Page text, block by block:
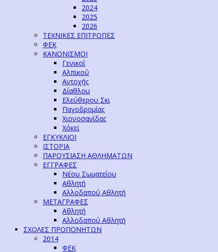
2024
2025
2026
ΤΕΧΝΙΚΕΣ ΕΠΙΤΡΟΠΕΣ
ΦΕΚ
ΚΑΝΟΝΙΣΜΟΙ
Γενικοί
Αλπικού
Αντοχής
Δίαθλου
Ελεύθερου Σκι
Παγοδρομίας
Χιονοσανίδας
Χόκεϊ
ΕΓΚΥΚΛΙΟΙ
ΙΣΤΟΡΙΑ
ΠΑΡΟΥΣΙΑΣΗ ΑΘΛΗΜΑΤΩΝ
ΕΓΓΡΑΦΕΣ
Νέου Σωματείου
Αθλητή
Αλλοδαπού Αθλητή
ΜΕΤΑΓΡΑΦΕΣ
Αθλητή
Αλλοδαπού Αθλητή
ΣΧΟΛΕΣ ΠΡΟΠΟΝΗΤΩΝ
2014
ΦΕΚ